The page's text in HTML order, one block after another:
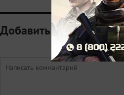
Добавить комментарий